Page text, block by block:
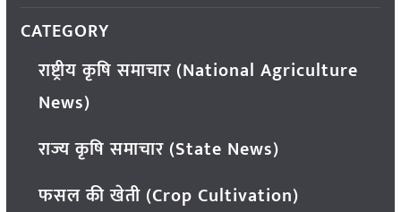
CATEGORY
राष्ट्रीय कृषि समाचार (National Agriculture
News)
राज्य कृषि समाचार (State News)
फसल की खेती (Crop Cultivation)